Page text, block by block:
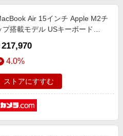
Air 15インチ Apple M2チ
プ搭載モデル USキーボード
8コアCPUと10コアGPU] ミ
ドナイト MQTM3JA/A
217,970
4.0%
ストアにすすむ